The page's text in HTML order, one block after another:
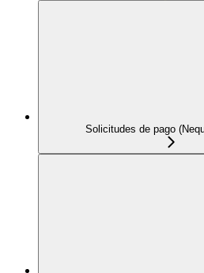
Solicitudes de pago